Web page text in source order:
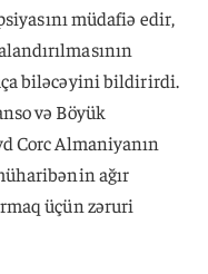
müdafiə edir,
biləcəyini bildirirdi.
və Böyük
Corc Almaniyanın
ağır
üçün zəruri